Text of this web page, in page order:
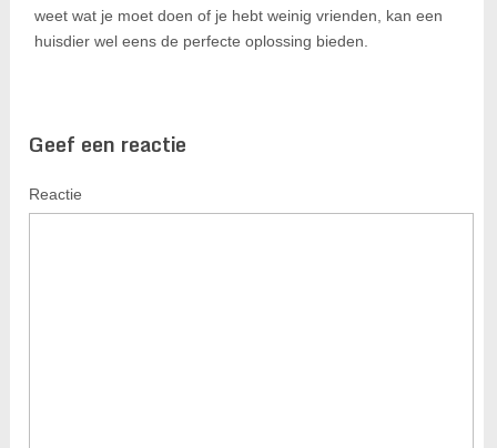
weet wat je moet doen of je hebt weinig vrienden, kan een
huisdier wel eens de perfecte oplossing bieden.
Geef een reactie
Reactie